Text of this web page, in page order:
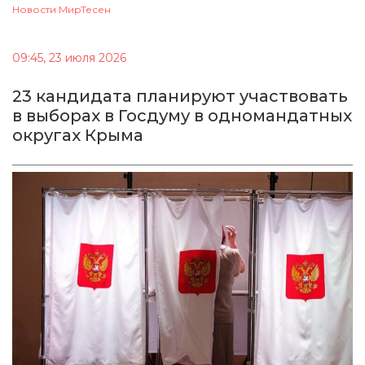
Новости МирТесен
09:45, 23 июля 2026
23 кандидата планируют участвовать
в выборах в Госдуму в одномандатных
округах Крыма